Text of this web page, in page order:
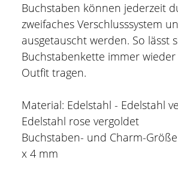
Buchstaben können jederzeit
zweifaches Verschlusssystem
ausgetauscht werden. So lässt
Buchstabenkette immer
Outfit tragen.
Material: Edelstahl - Edelstahl
Edelstahl rose vergoldet
Buchstaben- und Charm-
x 4 mm